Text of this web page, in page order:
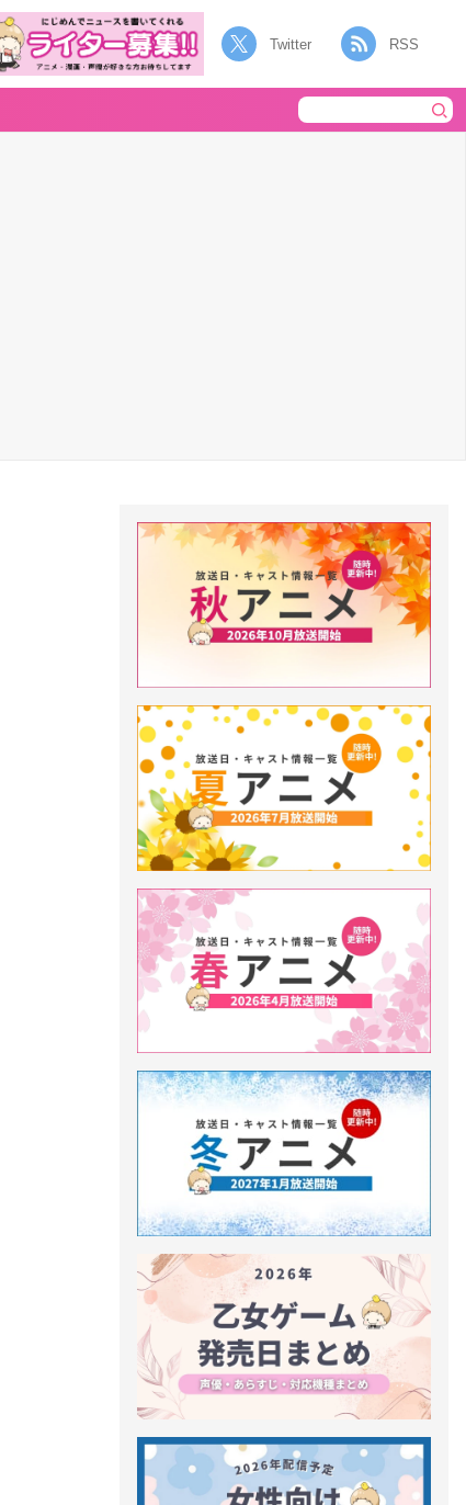
Twitter RSS